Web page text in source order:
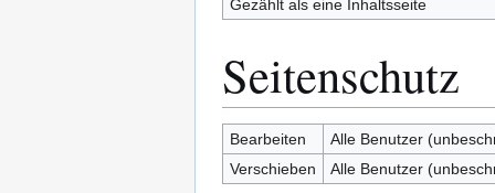
Gezählt als eine Inhaltsseite
Seitenschutz
Bearbeiten
Alle Benutzer
Verschieben
Alle Benutzer